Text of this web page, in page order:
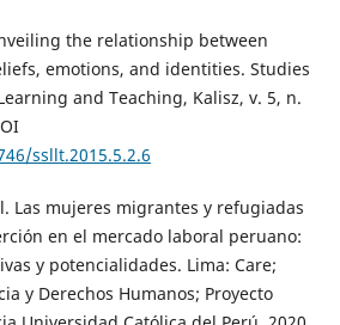
the relationship between
emotions, and identities. Studies
and Teaching, Kalisz, v. 5, n.
ssllt.2015.5.2.6
Las mujeres migrantes y refugiadas
en el mercado laboral peruano:
y potencialidades. Lima: Care;
y Derechos Humanos; Proyecto